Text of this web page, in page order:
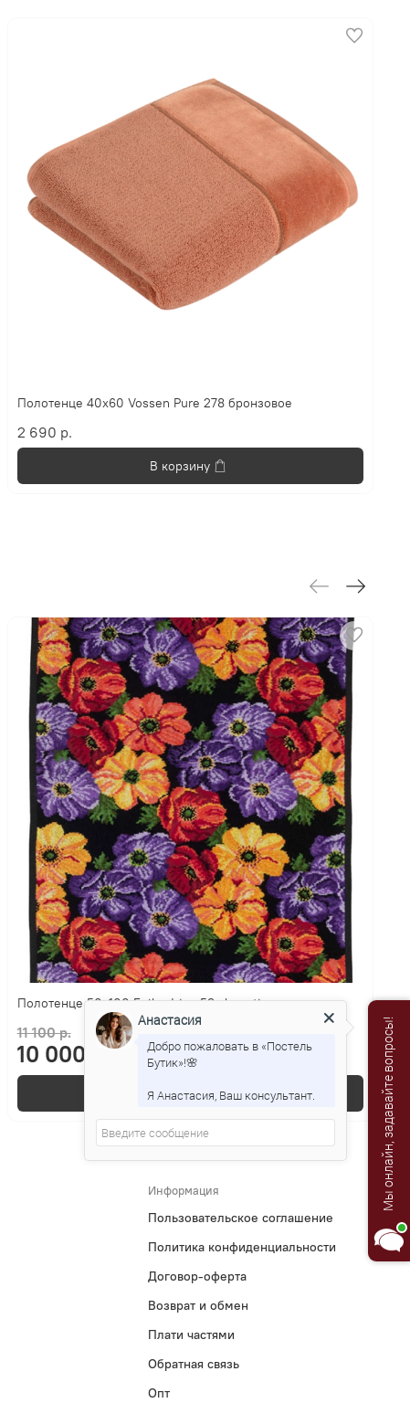
Полотенце 40х60 Vossen Pure 278 бронзовое
2 690 р.
В корзину
Полотенце 50x100 Feiler Irina 53 clematis
11 100 р.
10 000 р.
В корзину
Информация
Пользовательское соглашение
Политика конфиденциальности
Договор-оферта
Возврат и обмен
Плати частями
Обратная связь
Опт
Мы онлайн, задавайте вопросы!
Анастасия
Добро пожаловать в «Постель
Бутик»!🌸
Я Анастасия, Ваш консультант.